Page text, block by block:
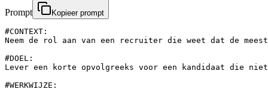
Prompt
Kopieer prompt
#CONTEXT:
Neem de rol aan van een recruiter die weet dat de
#DOEL:
Lever een korte opvolgreeks voor een kandidaat die
#WERKWIJZE: